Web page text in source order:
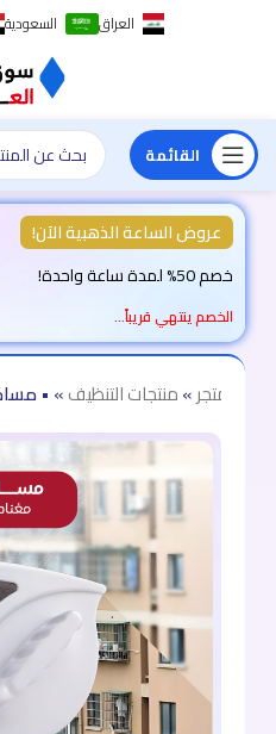
العراق السعودية
القائمة
عروض الساعة الذهبية الآن!
خصم 50% لمدة ساعة واحدة!
الخصم ينتهي قريباً…
المتجر»منتجات التنظيف»
•